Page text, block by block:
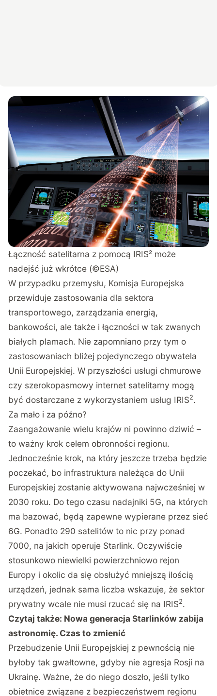
Łączność satelitarna z pomocą IRIS² może
nadejść już wkrótce (©ESA)
W przypadku przemysłu, Komisja Europejska
przewiduje zastosowania dla sektora
transportowego, zarządzania energią,
bankowości, ale także i łączności w tak zwanych
białych plamach. Nie zapomniano przy tym o
zastosowaniach bliżej pojedynczego obywatela
Unii Europejskiej. W przyszłości usługi chmurowe
czy szerokopasmowy internet satelitarny mogą
być dostarczane z wykorzystaniem usług IRIS2.
Za mało i za późno?
Zaangażowanie wielu krajów ni powinno dziwić –
to ważny krok celem obronności regionu.
Jednocześnie krok, na który jeszcze trzeba będzie
poczekać, bo infrastruktura należąca do Unii
Europejskiej zostanie aktywowana najwcześniej w
2030 roku. Do tego czasu nadajniki 5G, na których
ma bazować, będą zapewne wypierane przez sieć
6G. Ponadto 290 satelitów to nic przy ponad
7000, na jakich operuje Starlink. Oczywiście
stosunkowo niewielki powierzchniowo rejon
Europy i okolic da się obsłużyć mniejszą ilością
urządzeń, jednak sama liczba wskazuje, że sektor
prywatny wcale nie musi rzucać się na IRIS2.
Czytaj także: Nowa generacja Starlinków zabija
astronomię. Czas to zmienić
Przebudzenie Unii Europejskiej z pewnością nie
byłoby tak gwałtowne, gdyby nie agresja Rosji na
Ukrainę. Ważne, że do niego doszło, jeśli tylko
obietnice związane z bezpieczeństwem regionu